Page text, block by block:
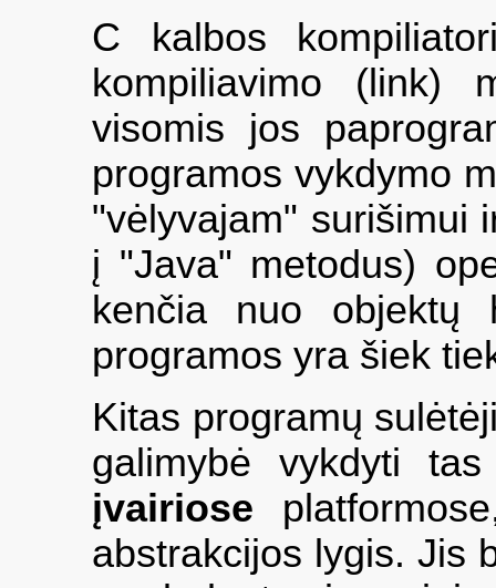
C kalbos
kompiliavimo (link)
visomis jos
programos vykdymo
"vėlyvajam" surišimui
į "Java" metodus)
kenčia nuo objektų
programos yra šiek
Kitas programų
galimybė vykdyti
įvairiose
abstrakcijos lygis. Jis